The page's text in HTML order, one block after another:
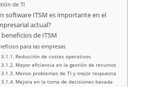
de TI
software ITSM es importante en el
actual?
de ITSM
para las empresas
Reducción de costes operativos
Mayor eficiencia en la gestión de recursos
Menos problemas de TI y mejor respuesta
Mejora en la toma de decisiones basada